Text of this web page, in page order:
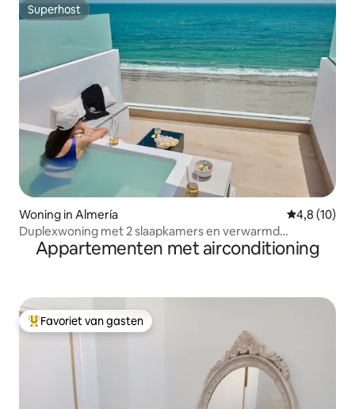
Superhost
Superhost
Woning in Almería
4,8 (10)
Duplexwoning met 2 slaapkamers en verwarmd
zwembad
Appartementen met airconditioning
Topfavoriet van gasten
Favoriet van gasten